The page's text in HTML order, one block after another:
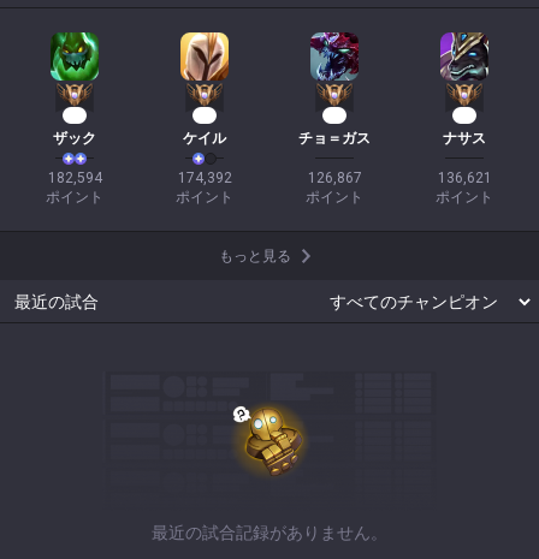
ザック
182,594
ポイント
ケイル
174,392
ポイント
チョ＝ガス
126,867
ポイント
ナサス
136,621
ポイント
もっと見る
最近の試合
最近の試合記録がありません。